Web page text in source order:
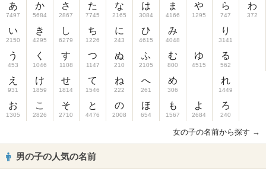
あ
7497
い
2150
う
453
え
931
お
1305
か
5684
き
4295
く
1046
け
1859
こ
2826
さ
2867
し
6279
す
1108
せ
1814
そ
2710
た
7745
ち
1226
つ
1147
て
1546
と
4476
な
2165
に
243
ぬ
210
ね
222
の
2008
は
3084
ひ
4615
ふ
2105
へ
261
ほ
654
ま
4166
み
4048
む
800
め
306
も
1567
や
1295
ゆ
4515
よ
2684
ら
747
り
3141
る
562
れ
1449
ろ
240
わ
372
女の子の名前から探す →
男の子の人気の名前